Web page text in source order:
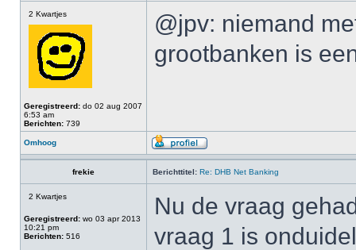
2 Kwartjes
Geregistreerd: do 02 aug 2007
6:53 am
Berichten: 739
@jpv: niemand
grootbanken is
Omhoog
frekie Berichttitel: Re: DHB Net Banking
2 Kwartjes
Geregistreerd: wo 03 apr 2013
10:21 pm
Berichten: 516
Nu de vraag
vraag 1 is